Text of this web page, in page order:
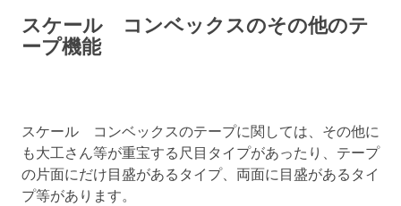
スケール コンベックスのその他のテ
ープ機能
スケール コンベックスのテープに関しては、その他に
も大工さん等が重宝する尺目タイプがあったり、テープ
の片面にだけ目盛があるタイプ、両面に目盛があるタイ
プ等があります。